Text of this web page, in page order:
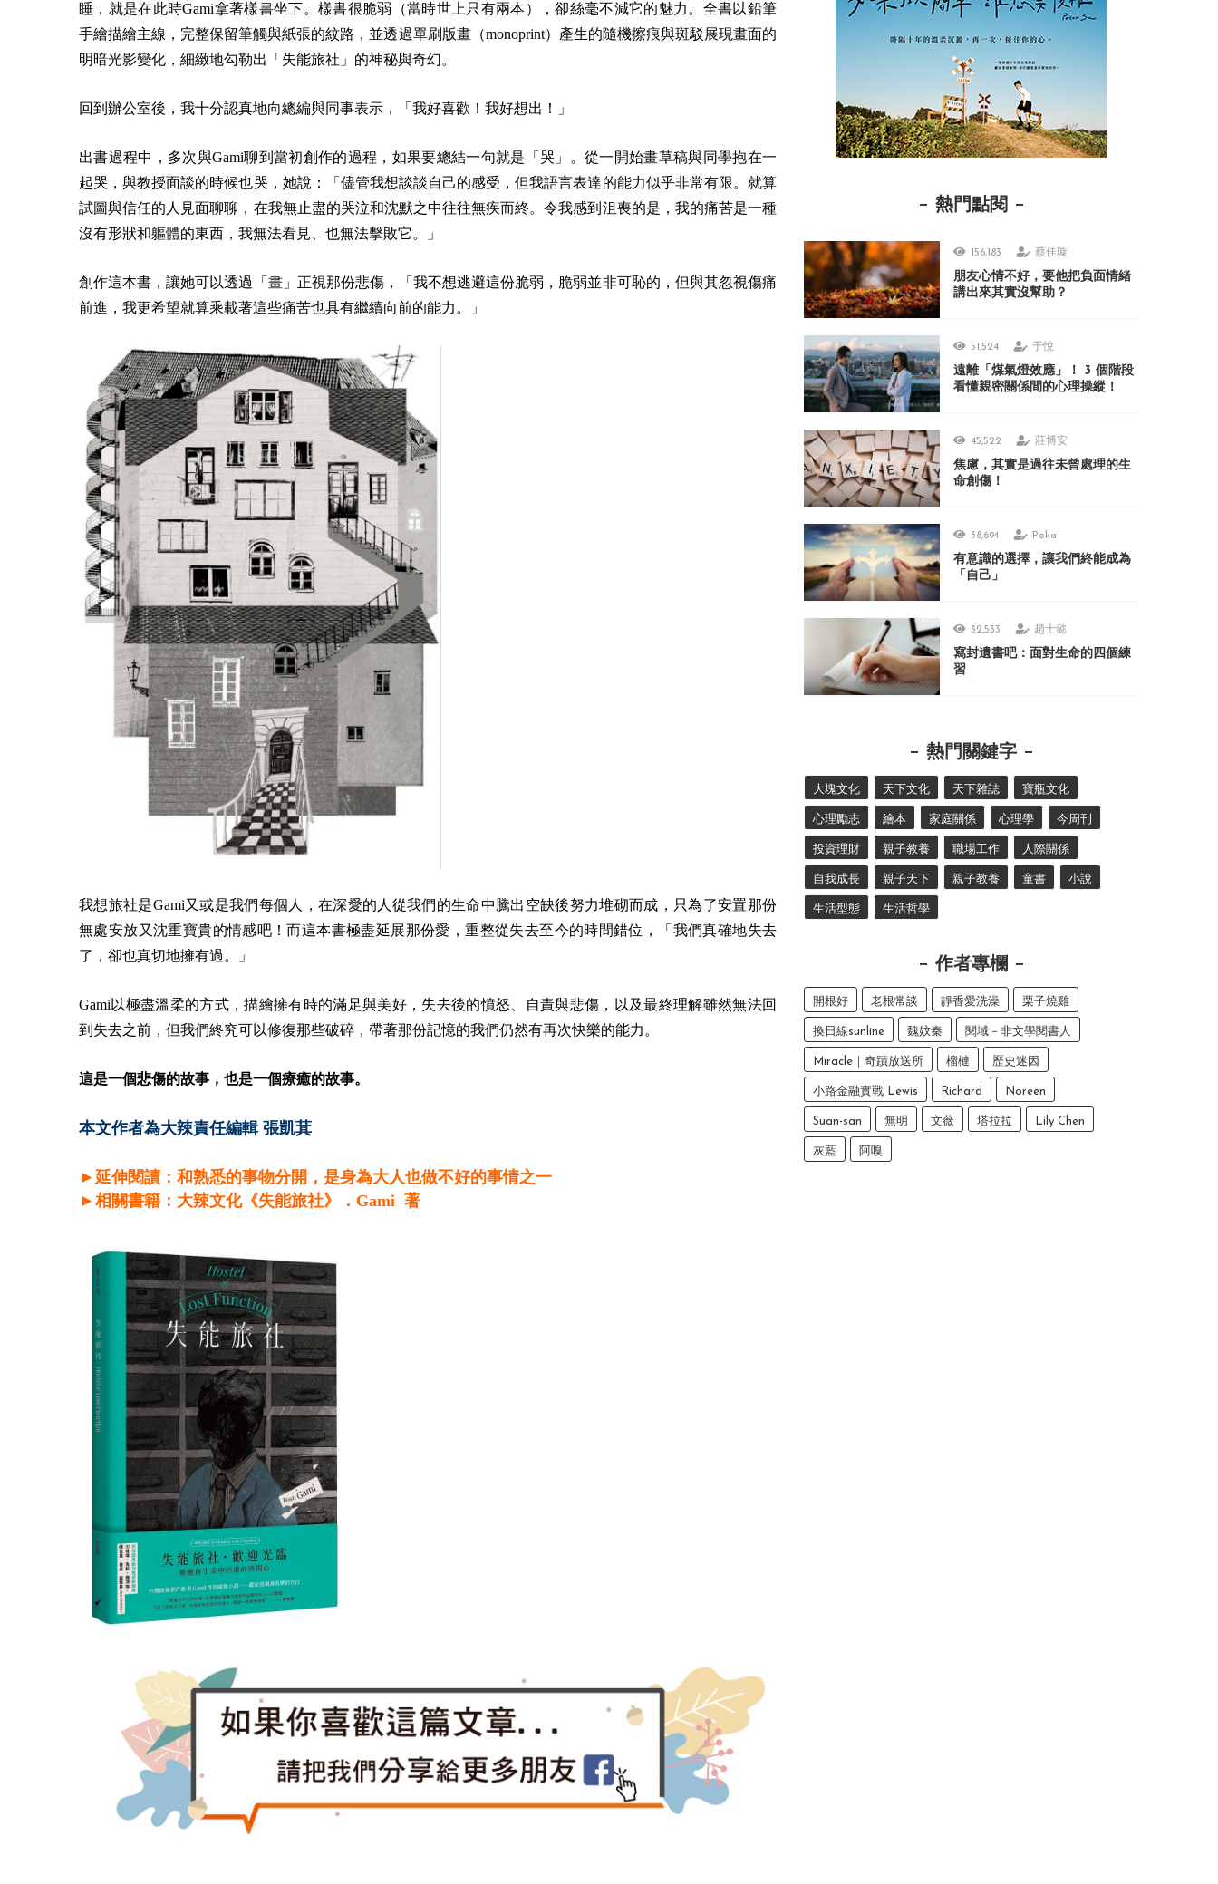
睡，就是在此時Gami拿著樣書坐下。樣書很脆弱（當時世上只有兩本），卻絲毫不減它的魅力。全書以鉛筆
手繪描繪主線，完整保留筆觸與紙張的紋路，並透過單刷版畫（monoprint）產生的隨機擦痕與斑駁展現畫面的
明暗光影變化，細緻地勾勒出「失能旅社」的神秘與奇幻。
回到辦公室後，我十分認真地向總編與同事表示，「我好喜歡！我好想出！」
出書過程中，多次與Gami聊到當初創作的過程，如果要總結一句就是「哭」。從一開始畫草稿與同學抱在一
起哭，與教授面談的時候也哭，她說：「儘管我想談談自己的感受，但我語言表達的能力似乎非常有限。就算
試圖與信任的人見面聊聊，在我無止盡的哭泣和沈默之中往往無疾而終。令我感到沮喪的是，我的痛苦是一種
沒有形狀和軀體的東西，我無法看見、也無法擊敗它。」
創作這本書，讓她可以透過「畫」正視那份悲傷，「我不想逃避這份脆弱，脆弱並非可恥的，但與其忽視傷痛
前進，我更希望就算乘載著這些痛苦也具有繼續向前的能力。」
我想旅社是Gami又或是我們每個人，在深愛的人從我們的生命中騰出空缺後努力堆砌而成，只為了安置那份
無處安放又沈重寶貴的情感吧！而這本書極盡延展那份愛，重整從失去至今的時間錯位，「我們真確地失去
了，卻也真切地擁有過。」
Gami以極盡溫柔的方式，描繪擁有時的滿足與美好，失去後的憤怒、自責與悲傷，以及最終理解雖然無法回
到失去之前，但我們終究可以修復那些破碎，帶著那份記憶的我們仍然有再次快樂的能力。
這是一個悲傷的故事，也是一個療癒的故事。
本文作者為大辣責任編輯 張凱萁
►延伸閱讀：和熟悉的事物分開，是身為大人也做不好的事情之一
►相關書籍：大辣文化《失能旅社》．Gami 著
熱門點閱
156,183 蔡佳璇
朋友心情不好，要他把負面情緒
講出來其實沒幫助？
51,524 于悅
遠離「煤氣燈效應」！ 3 個階段
看懂親密關係間的心理操縱！
45,522 莊博安
焦慮，其實是過往未曾處理的生
命創傷！
38,694 Poka
有意識的選擇，讓我們終能成為
「自己」
32,533 趙士懿
寫封遺書吧：面對生命的四個練
習
熱門關鍵字
大塊文化 天下文化 天下雜誌 寶瓶文化
心理勵志 繪本 家庭關係 心理學 今周刊
投資理財 親子教養 職場工作 人際關係
自我成長 親子天下 親子教養 童書 小說
生活型態 生活哲學
作者專欄
開根好 老根常談 靜香愛洗澡 栗子燒雞
換日線sunline 魏妏秦 閱域－非文學閱書人
Miracle｜奇蹟放送所 榴槤 歷史迷因
小路金融實戰 Lewis Richard Noreen
Suan-san 無明 文薇 塔拉拉 Lily Chen
灰藍 阿嗅